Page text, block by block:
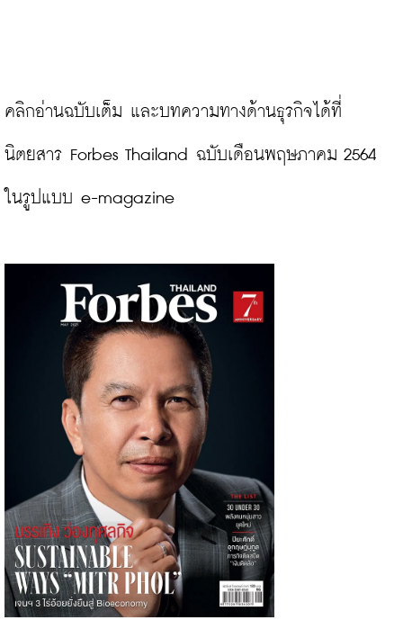
คลิกอ่านฉบับเต็ม และบทความทางด้านธุรกิจได้ที่
นิตยสาร Forbes Thailand ฉบับเดือนพฤษภาคม 2564
ในรูปแบบ e-magazine